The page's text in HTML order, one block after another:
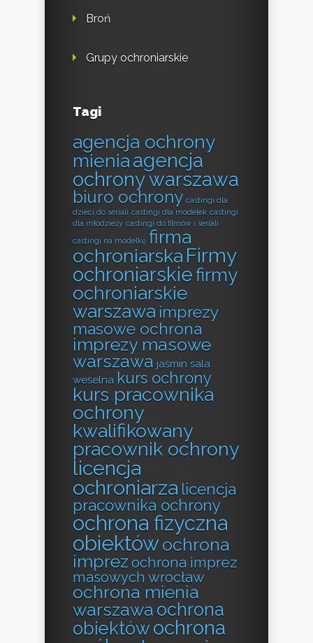
Broń
Grupy ochroniarskie
Tagi
agencja ochrony
mieniaagencja
ochrony warszawa
biuro ochrony castingi dla
dzieci do seriali castingi dla modelek castingi
dla młodzieży castingi do filmów i seriali
castingi na modelkę firma
ochroniarska Firmy
ochroniarskiefirmy
ochroniarskie
warszawa imprezy
masowe ochrona
imprezy masowe
warszawa jaśmin sala
weselna kurs ochrony
kurs pracownika
ochrony
kwalifikowany
pracownik ochrony
licencja
ochroniarza licencja
pracownika ochrony
ochrona fizyczna
obiektówochrona
imprez ochrona imprez
masowych wrocław
ochrona mienia
warszawa ochrona
obiektów ochrona